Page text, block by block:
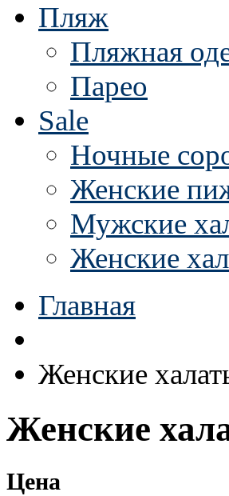
Пляж
Пляжная
Парео
Sale
Ночные
Женские
Мужские
Женские
Главная
Женские
Женские
Цена